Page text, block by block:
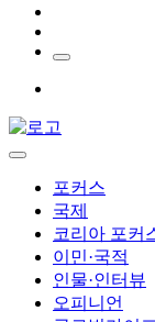
포커스
국제
코리아 포커
이민·국적
인물·인터뷰
오피니언